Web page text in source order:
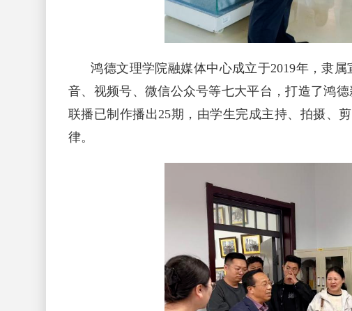
鸿德文理学院融媒体中心成立于2019年，隶属
音、视频号、微信公众号等七大平台，打造了鸿
联播已制作播出25期，由学生完成主持、拍摄、
律。